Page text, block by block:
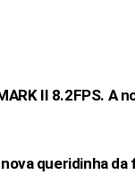
II 8.2FPS. A
queridinha da